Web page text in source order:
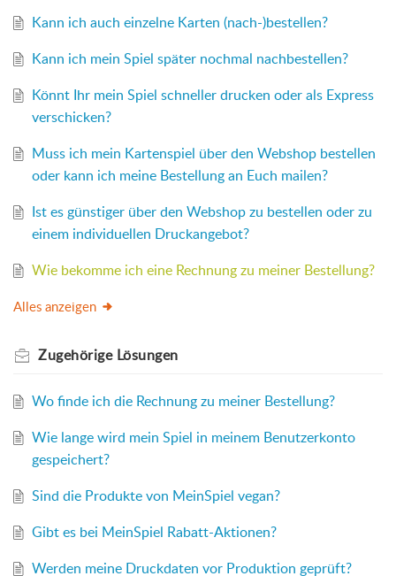
Kann ich auch einzelne Karten (nach-)bestellen?
Kann ich mein Spiel später nochmal nachbestellen?
Könnt Ihr mein Spiel schneller drucken oder als Express
verschicken?
Muss ich mein Kartenspiel über den Webshop bestellen
oder kann ich meine Bestellung an Euch mailen?
Ist es günstiger über den Webshop zu bestellen oder zu
einem individuellen Druckangebot?
Wie bekomme ich eine Rechnung zu meiner Bestellung?
Alles anzeigen
Zugehörige Lösungen
Wo finde ich die Rechnung zu meiner Bestellung?
Wie lange wird mein Spiel in meinem Benutzerkonto
gespeichert?
Sind die Produkte von MeinSpiel vegan?
Gibt es bei MeinSpiel Rabatt-Aktionen?
Werden meine Druckdaten vor Produktion geprüft?